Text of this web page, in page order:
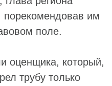
порекомендовав им
поле.
оценщика, который,
трубу только